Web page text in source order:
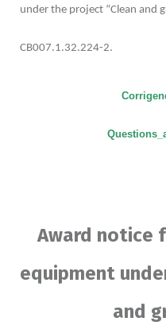
under the project “Clean and
CB007.1.32.224-2.
Award notice
equipment
and